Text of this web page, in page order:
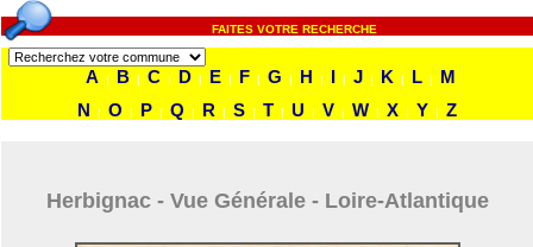
FAITES VOTRE RECHERCHE
A | B | C | D | E | F | G | H | I | J | K | L |
M
N
| O | P | Q | R | S | T | U | V | W | X | Y | Z
Herbignac - Vue Générale - Loire-Atlantique